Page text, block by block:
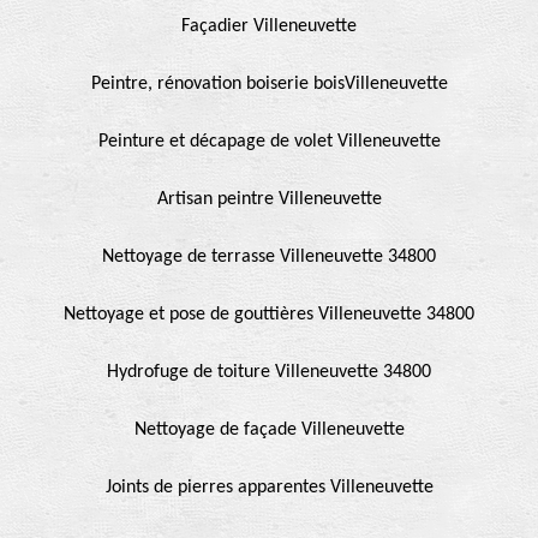
Façadier Villeneuvette
Peintre, rénovation boiserie boisVilleneuvette
Peinture et décapage de volet Villeneuvette
Artisan peintre Villeneuvette
Nettoyage de terrasse Villeneuvette 34800
Nettoyage et pose de gouttières Villeneuvette 34800
Hydrofuge de toiture Villeneuvette 34800
Nettoyage de façade Villeneuvette
Joints de pierres apparentes Villeneuvette